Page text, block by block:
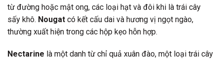
từ đường hoặc mật ong, các loại hạt và đôi khi là trái cây
sấy khô. Nougat có kết cấu dai và hương vị ngọt ngào,
thường xuất hiện trong các hộp kẹo hỗn hợp.
Nectarine là một danh từ chỉ quả xuân đào, một loại trái cây